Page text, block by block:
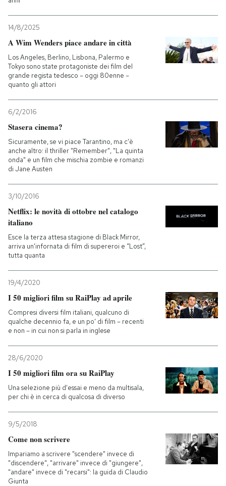
14/8/2025
A Wim Wenders piace andare in città
Los Angeles, Berlino, Lisbona, Palermo e
Tokyo sono state protagoniste dei film del
grande regista tedesco – oggi 80enne –
quanto gli attori
6/2/2016
Stasera cinema?
Sicuramente, se vi piace Tarantino, ma c'è
anche altro: il thriller "Remember", "La quinta
onda" e un film che mischia zombie e romanzi
di Jane Austen
3/10/2016
Netflix: le novità di ottobre nel catalogo
italiano
Esce la terza attesa stagione di Black Mirror,
arriva un'infornata di film di supereroi e “Lost”,
tutta quanta
19/4/2020
I 50 migliori film su RaiPlay ad aprile
Compresi diversi film italiani, qualcuno di
qualche decennio fa, e un po' di film – recenti
e non – in cui non si parla in inglese
28/6/2020
I 50 migliori film ora su RaiPlay
Una selezione più d'essai e meno da multisala,
per chi è in cerca di qualcosa di diverso
9/5/2018
Come non scrivere
Impariamo a scrivere "scendere" invece di
"discendere", "arrivare" invece di "giungere",
"andare" invece di "recarsi": la guida di Claudio
Giunta